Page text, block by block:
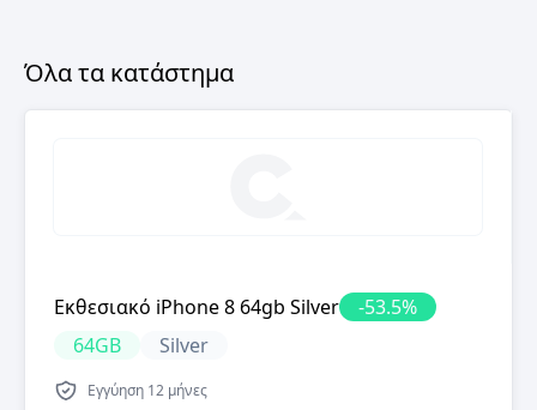
Όλα τα κατάστημα
Εκθεσιακό iPhone 8 64gb Silver -53.5%
64GB
Silver
Εγγύηση 12 μήνες